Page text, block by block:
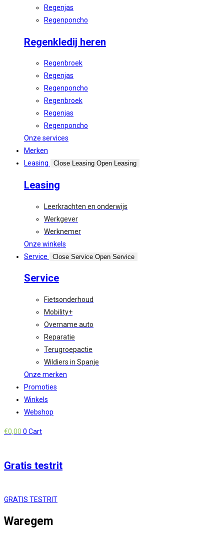
Regenjas
Regenponcho
Regenkledij heren
Regenbroek
Regenjas
Regenponcho
Regenbroek
Regenjas
Regenponcho
Onze services
Merken
Leasing
Close Leasing Open Leasing
Leasing
Leerkrachten en onderwijs
Werkgever
Werknemer
Onze winkels
Service
Close Service Open Service
Service
Fietsonderhoud
Mobility+
Overname auto
Reparatie
Terugroepactie
Wildiers in Spanje
Onze merken
Promoties
Winkels
Webshop
€0,00 0 Cart
Gratis testrit
GRATIS TESTRIT
Waregem